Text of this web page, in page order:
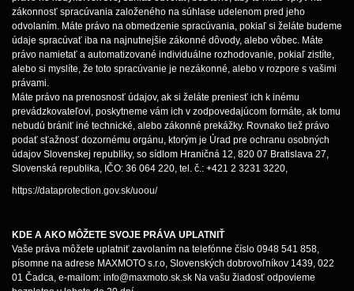
zákonnosť spracúvania založeného na súhlase udelenom pred jeho
odvolaním. Máte právo na obmedzenie spracúvania, pokiaľ si želáte budeme
údaje spracúvať iba na najnutnejšie zákonné dôvody, alebo vôbec. Máte
právo namietať a automatizované individuálne rozhodovanie, pokiaľ zistíte,
alebo si myslíte, že toto spracúvanie je nezákonné, alebo v rozpore s vašimi
právami.
Máte právo na prenosnosť údajov, ak si želáte preniesť ich k inému
prevádzkovateľovi, poskytneme vám ich v zodpovedajúcom formáte, ak tomu
nebudú brániť iné technické, alebo zákonné prekážky. Rovnako tiež právo
podať sťažnosť dozornému orgánu, ktorým je Úrad pre ochranu osobných
údajov Slovenskej republiky, so sídlom Hraničná 12, 820 07 Bratislava 27,
Slovenská republika, IČO: 36 064 220, tel. č.: +421 2 3231 3220,
https://dataprotection.gov.sk/uoou/
KDE A AKO MÔŽETE SVOJE PRÁVA UPLATNIŤ
Vaše práva môžete uplatniť zavolaním na telefónne číslo 0948 541 858,
písomne na adrese MAXMOTO s.r.o, Slovenských dobrovoľníkov 1439, 022
01 Čadca, e-mailom: info@maxmoto.sk.sk Na vašu žiadosť odpovieme